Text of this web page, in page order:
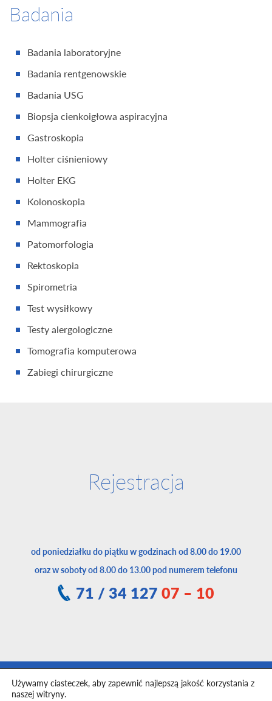
Badania
Badania laboratoryjne
Badania rentgenowskie
Badania USG
Biopsja cienkoigłowa aspiracyjna
Gastroskopia
Holter ciśnieniowy
Holter EKG
Kolonoskopia
Mammografia
Patomorfologia
Rektoskopia
Spirometria
Test wysiłkowy
Testy alergologiczne
Tomografia komputerowa
Zabiegi chirurgiczne
Rejestracja
od poniedziałku do piątku w godzinach od 8.00 do 19.00
oraz w soboty od 8.00 do 13.00 pod numerem telefonu
71 / 34 12707 – 10
Toggle
Używamy ciasteczek, aby zapewnić najlepszą jakość korzystania z
naszej witryny.